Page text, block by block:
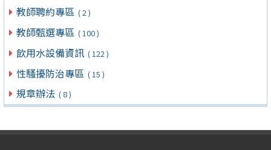
教師聘約專區 ( 2 )
教師甄選專區 ( 100 )
飲用水設備資訊 ( 122 )
性騷擾防治專區 ( 15 )
規章辦法 ( 8 )